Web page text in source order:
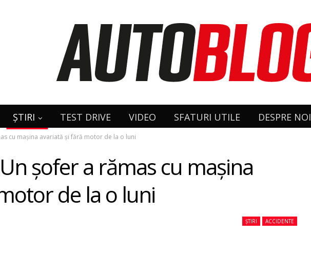
ȘTIRI TEST DRIVE VIDEO SFATURI UTILE DESPRE NOI
cu maşina avariată şi fără motor de la o luni
şofer a rămas cu maşina
de la o luni
ȘTIRI ACCIDENTE